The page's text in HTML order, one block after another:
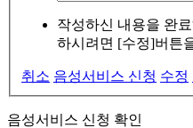
작성하신 내용을 완
하시려면 [수정]버튼
취소 음성서비스 신청 수정
음성서비스 신청 확인